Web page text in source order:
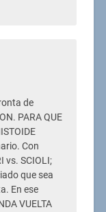
de
PARA QUE
Con
vs. SCIOLI;
que sea
En ese
VUELTA